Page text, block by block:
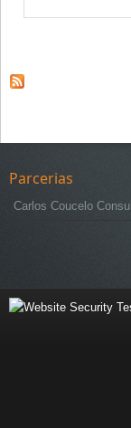
Páginas
Parcerias
Carlos Coucelo